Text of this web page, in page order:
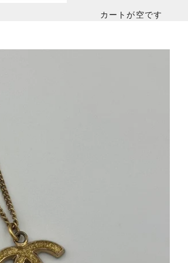
カートが空です